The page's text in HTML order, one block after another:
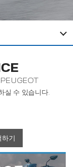
수 있습니다.
하기